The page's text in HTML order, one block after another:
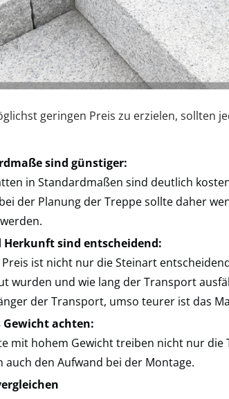
geringen Preis zu erzielen, sollten
sind günstiger:
in Standardmaßen sind deutlich
der Planung der Treppe sollte daher
Herkunft sind entscheidend:
Preis ist nicht nur die Steinart
wurden und wie lang der Transport
der Transport, umso teurer ist das
Gewicht achten:
mit hohem Gewicht treiben nicht nur die
auch den Aufwand bei der Montage.